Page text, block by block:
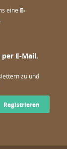
eine E-
E-Mail.
zu und
Registrieren